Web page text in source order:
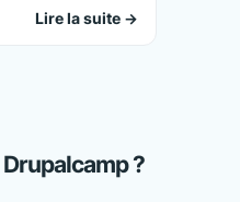
Lire la suite de l'actualité
→
?